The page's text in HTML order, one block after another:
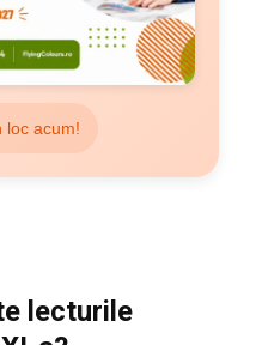
loc acum!
lecturile